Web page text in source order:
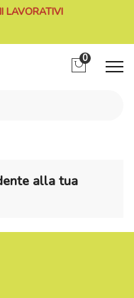
LAVORATIVI
0
alla tua